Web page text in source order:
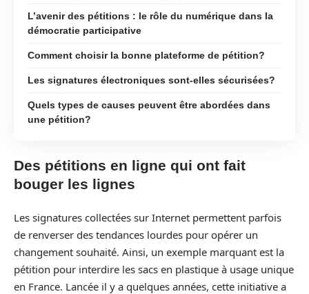
L’avenir des pétitions : le rôle du numérique dans la
démocratie participative
Comment choisir la bonne plateforme de pétition?
Les signatures électroniques sont-elles sécurisées?
Quels types de causes peuvent être abordées dans
une pétition?
Des pétitions en ligne qui ont fait
bouger les lignes
Les signatures collectées sur Internet permettent parfois
de renverser des tendances lourdes pour opérer un
changement souhaité. Ainsi, un exemple marquant est la
pétition pour interdire les sacs en plastique à usage unique
en France. Lancée il y a quelques années, cette initiative a